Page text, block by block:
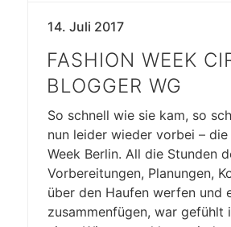
14. Juli 2017
FASHION WEEK
BLOGGER WG
So schnell wie sie kam, so
nun leider wieder vorbei – die
Week Berlin. All die Stunden
Vorbereitungen, Planungen,
über den Haufen werfen und
zusammenfügen, war gefühlt